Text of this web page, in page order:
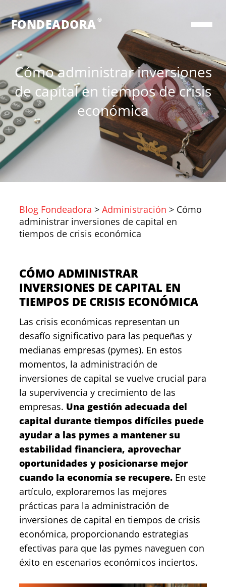
FONDEADORA ®
Cómo administrar inversiones
de capital en tiempos de crisis
económica
Blog Fondeadora > Administración > Cómo
administrar inversiones de capital en
tiempos de crisis económica
CÓMO ADMINISTRAR
INVERSIONES DE CAPITAL EN
TIEMPOS DE CRISIS ECONÓMICA
Las crisis económicas representan un
desafío significativo para las pequeñas y
medianas empresas (pymes). En estos
momentos, la administración de
inversiones de capital se vuelve crucial para
la supervivencia y crecimiento de las
empresas. Una gestión adecuada del
capital durante tiempos difíciles puede
ayudar a las pymes a mantener su
estabilidad financiera, aprovechar
oportunidades y posicionarse mejor
cuando la economía se recupere. En este
artículo, exploraremos las mejores
prácticas para la administración de
inversiones de capital en tiempos de crisis
económica, proporcionando estrategias
efectivas para que las pymes naveguen con
éxito en escenarios económicos inciertos.